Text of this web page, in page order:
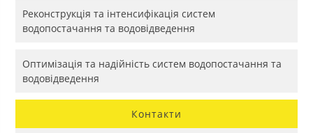
Реконструкція та інтенсифікація систем
водопостачання та водовідведення
Оптимізація та надійність систем водопостачання та
водовідведення
Контакти